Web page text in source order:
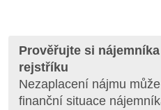
Prověřujte si
rejstříku
Nezaplacení nájmu
finanční situace